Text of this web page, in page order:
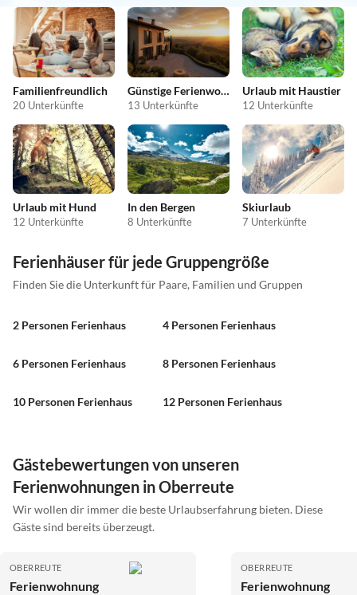
Familienfreundlich
20 Unterkünfte
Günstige Ferienwohnungen
13 Unterkünfte
Urlaub mit Haustier
12 Unterkünfte
Urlaub mit Hund
12 Unterkünfte
In den Bergen
8 Unterkünfte
Skiurlaub
7 Unterkünfte
Ferienhäuser für jede Gruppengröße
Finden Sie die Unterkunft für Paare, Familien und Gruppen
2 Personen Ferienhaus 4 Personen Ferienhaus
6 Personen Ferienhaus 8 Personen Ferienhaus
10 Personen Ferienhaus 12 Personen Ferienhaus
Gästebewertungen von unseren
Ferienwohnungen in Oberreute
Wir wollen dir immer die beste Urlaubserfahrung bieten. Diese
Gäste sind bereits überzeugt.
OBERREUTE
Ferienwohnung
OBERREUTE
Ferienwohnung